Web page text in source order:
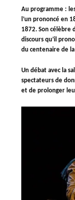
Au programme :
l’un prononcé en
1872. Son célèbre
discours qu’il
du centenaire de
Un débat avec la
spectateurs de
et de prolonger